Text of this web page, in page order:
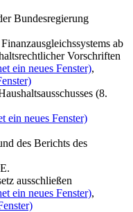
Bundesregierung
ab
Vorschriften
ein neues Fenster),
(8.
ein neues Fenster)
des Berichts des
ausschließen
ein neues Fenster),